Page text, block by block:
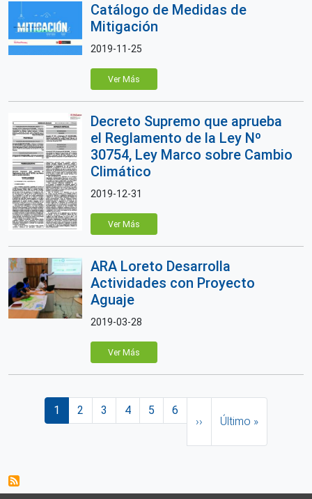
Catálogo de Medidas de
Mitigación
2019-11-25
Ver Más
Decreto Supremo que aprueba
el Reglamento de la Ley Nº
30754, Ley Marco sobre Cambio
Climático
2019-12-31
Ver Más
ARA Loreto Desarrolla
Actividades con Proyecto
Aguaje
2019-03-28
Ver Más
Paginación
Página actual
1 Página
2 Página
3 Página
4 Página
5 Página
6
››
Último »